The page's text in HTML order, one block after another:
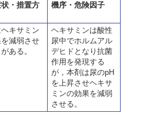
・措置方
機序・危険因子
キサミン
減弱させ
ある。
ヘキサミンは酸性
尿中でホルムアル
デヒドとなり抗菌
作用を発現する
が，本剤は尿のpH
を上昇させヘキサ
ミンの効果を減弱
させる。